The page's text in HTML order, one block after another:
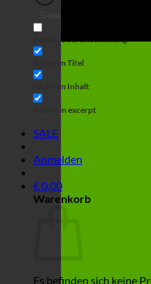
Exakte Übereinstimmung
Suche im Titel
Suche im Inhalt
Search in excerpt
SALE
Anmelden
€0,00
Warenkorb
Es befinden sich keine